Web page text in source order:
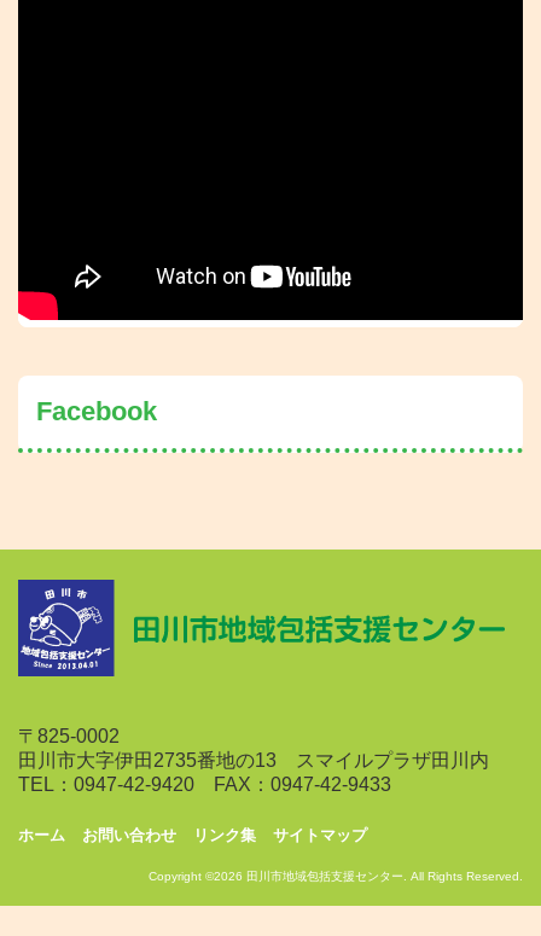
Facebook
〒825-0002
田川市大字伊田2735番地の13 スマイルプラザ田川内
TEL：0947-42-9420 FAX：0947-42-9433
ホーム お問い合わせ リンク集 サイトマップ
Copyright ©2026 田川市地域包括支援センター. All Rights Reserved.